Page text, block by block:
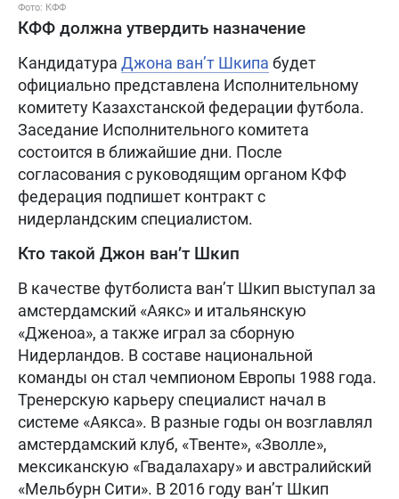
Фото: КФФ
КФФ должна утвердить назначение
Кандидатура Джона ван’т Шкипа будет
официально представлена Исполнительному
комитету Казахстанской федерации футбола.
Заседание Исполнительного комитета
состоится в ближайшие дни. После
согласования с руководящим органом КФФ
федерация подпишет контракт с
нидерландским специалистом.
Кто такой Джон ван’т Шкип
В качестве футболиста ван’т Шкип выступал за
амстердамский «Аякс» и итальянскую
«Дженоа», а также играл за сборную
Нидерландов. В составе национальной
команды он стал чемпионом Европы 1988 года.
Тренерскую карьеру специалист начал в
системе «Аякса». В разные годы он возглавлял
амстердамский клуб, «Твенте», «Зволле»,
мексиканскую «Гвадалахару» и австралийский
«Мельбурн Сити». В 2016 году ван’т Шкип